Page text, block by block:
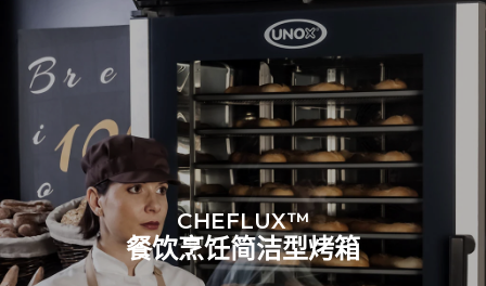
CHEFLUX™
餐饮烹饪简洁型烤箱